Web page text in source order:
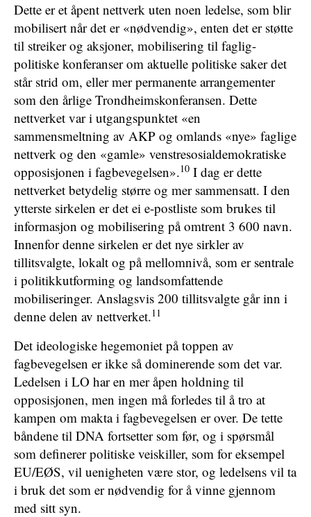
Dette er et åpent nettverk uten noen ledelse, som blir
mobilisert når det er «nødvendig», enten det er støtte
til streiker og aksjoner, mobilisering til faglig-
politiske konferanser om aktuelle politiske saker det
står strid om, eller mer permanente arrangementer
som den årlige Trondheimskonferansen. Dette
nettverket var i utgangspunktet «en
sammensmeltning av AKP og omlands «nye» faglige
nettverk og den «gamle» venstresosialdemokratiske
opposisjonen i fagbevegelsen».10 I dag er dette
nettverket betydelig større og mer sammensatt. I den
ytterste sirkelen er det ei e-postliste som brukes til
informasjon og mobilisering på omtrent 3 600 navn.
Innenfor denne sirkelen er det nye sirkler av
tillitsvalgte, lokalt og på mellomnivå, som er sentrale
i politikkutforming og landsomfattende
mobiliseringer. Anslagsvis 200 tillitsvalgte går inn i
denne delen av nettverket.11
Det ideologiske hegemoniet på toppen av
fagbevegelsen er ikke så dominerende som det var.
Ledelsen i LO har en mer åpen holdning til
opposisjonen, men ingen må forledes til å tro at
kampen om makta i fagbevegelsen er over. De tette
båndene til DNA fortsetter som før, og i spørsmål
som definerer politiske veiskiller, som for eksempel
EU/EØS, vil uenigheten være stor, og ledelsens vil ta
i bruk det som er nødvendig for å vinne gjennom
med sitt syn.